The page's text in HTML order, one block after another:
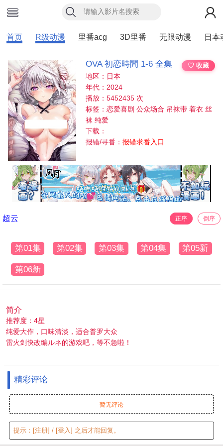
首页 R级动漫 里番acg 3D里番 无限动漫 日本
OVA 初恋時間 1-6 全集
♡ 收藏
地区：日本
年代：2024
播放：5452435 次
标签：恋爱喜剧 公众场合 吊袜带 着衣 丝
袜 纯爱
下载：
报错/寻番：报错求番入口
超云 正序 倒序
第01集 第02集 第03集 第04集 第05新
第06新
简介
推荐度：4星
纯爱大作，口味清淡，适合普罗大众
雷火剑快改编ルネ的游戏吧，等不急啦！
精彩评论
暂无评论
提示： [注册] / [登入] 之后才能回复。